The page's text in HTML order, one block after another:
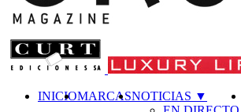
INICIOMARCASNOTICIAS ▼